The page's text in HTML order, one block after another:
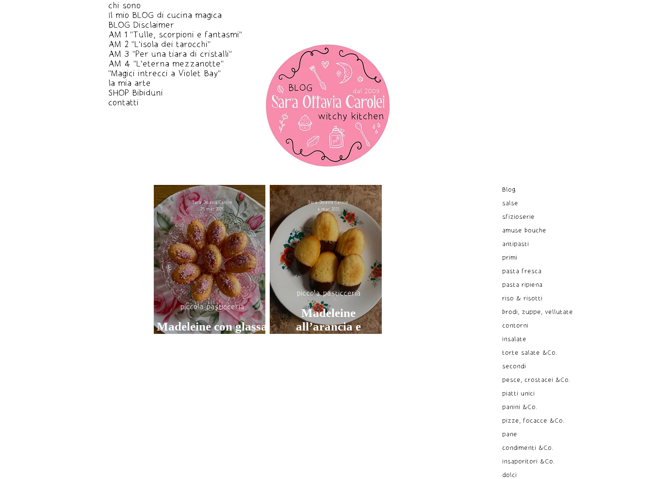
chi sono
Il mio BLOG di cucina magica
BLOG Disclaimer
AM 1 "Tulle, scorpioni e fantasmi"
AM 2 "L'isola dei tarocchi"
AM 3 "Per una tiara di cristalli"
AM 4 "L'eterna mezzanotte"
"Magici intrecci a Violet Bay"
la mia arte
SHOP Bibiduni
contatti
Madeleine con glassa
piccola pasticceria
Sara Ottavia Carolei
25 mar 2025
Madeleine
all’arancia e
piccola pasticceria
Sara Ottavia Carolei
4 mar 2025
Blog
salse
sfizioserie
amuse bouche
antipasti
primi
pasta fresca
pasta ripiena
riso & risotti
brodi, zuppe, vellutate
contorni
insalate
torte salate &Co.
secondi
pesce, crostacei &Co.
piatti unici
panini &Co.
pizze, focacce &Co.
pane
condimenti &Co.
insaporitori &Co.
dolci